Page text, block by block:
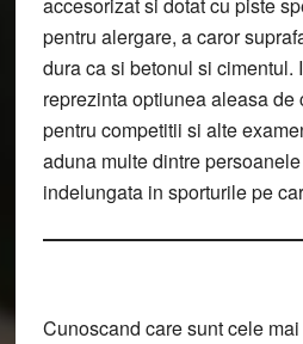
pentru alergare, a caror
dura ca si betonul si cimentul.
reprezinta optiunea aleasa
pentru competitii si alte
aduna multe dintre
indelungata in sporturile pe
Cunoscand care sunt cele